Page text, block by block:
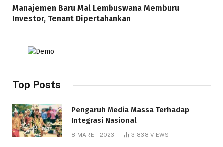
Manajemen Baru Mal Lembuswana Memburu
Investor, Tenant Dipertahankan
Top Posts
Pengaruh Media Massa Terhadap
Integrasi Nasional
8 MARET 2023 3,838VIEWS